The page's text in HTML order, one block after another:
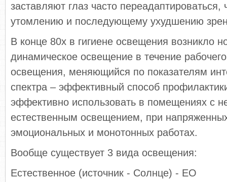
заставляют глаз часто переадаптироваться,
утомлению и последующему ухудшению
В конце 80х в гигиене освещения возникло
динамическое освещение в течение
освещения, меняющийся по показателям
спектра – эффективный способ
эффективно использовать в помещениях с
естественным освещением, при
эмоциональных и монотонных работах.
Вообще существует 3 вида освещения:
Естественное (источник - Солнце) - ЕО